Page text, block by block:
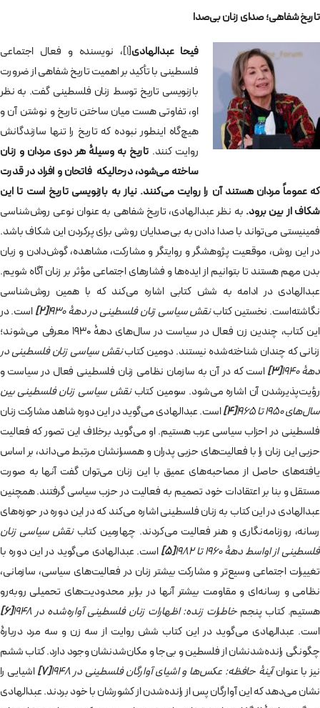
تاریخ شفاهی؛ صدای زنان بی‌صدا
فیحا عبدالهادی[1] ، نویسنده و فعال اجتماعی
فلسطینی با تأکید بر اهمیت تاریخ شفاهی از ضرورت
بازنویسی تاریخ توسط زنان فلسطینی گفت. به نظر
او، تفاوتی هست میان ساختن تاریخ و نوشتن آن و
هیچ‌گاه اینطور نبوده که تاریخ را تنها سازندگانش
روایت کنند. تاریخ به وسیلۀ هر دوی مردان و زنان
ساخته می‌شود، درحالیکه فاتحان و افراد در قدرت
که عموماً مردان هستند آن را روایت می‌کنند. نیاز به بازنویسی تاریخ است تا این
شکاف از بین برود. به نظر عبدالهادی، تاریخ شفاهی به عنوان نوعی روش‌شناسی
فمینیستی می‌تواند با صدا دادن به بی‌صدایان روشی برای پرکردن این شکاف باشد.
در این روش، موقعیت پژوهشگر و روایتگر و مشارکت، مشاهده، گوش‌دادن و زبان
بدن مهم هستند تا بتوانیم از ایده‌ها و فشارهای اجتماعی مؤثر بر زنان آگاه شویم.
عبدالهادی در ادامه به شش کتابی اشاره می‌کند که با همین روش‌شناسی
نگاشته‌است. نخستین کتابنقش سیاسی زنان فلسطینی در دهۀ 1930 [2]
است. در
این کتاب، چندین زن فعال در سیاست در سال‌های دهۀ 1930 معرفی می‌شوند؛
زنانی که چندان شناخته‌شده نیستند. دومین کتابنقش سیاسی زنان فلسطینی در
دهۀ 1940
[3]
است که در آن به سازمان نظامی زنان فلسطینی فعال در سیاست و
رؤیت‌پذیرشدن آن اشاره می‌شود. سومین کتابنقش سیاسی زنان فلسطینی بین
سال‌های 1950 تا 1965
[4]
است. عبدالهادی می‌گوید در این دوره شاهد مشارکت زنان
فلسطینی در احزاب سیاسی عرب هستیم. او می‌گوید برخلاف این تصور که فعالیت
حزبی این زنان را با فعالیت‌های حزبی پدران و همسرانشان مرتبط می‌داند، بر اساس
یافته‌های حاصل از مصاحبه‌های عمیق با این زنان می‌توان گفت آنها به صورت
مستقل و بنا بر اعتقادات خود تصمیم به فعالیت در حزب سیاسی گرفتند. همچنین
عبدالهادی در این کتاب به زنان فلسطینی اشاره می‌کند که در این دوره در حوزه‌های
رسانه، روزنامه‌نگاری و هنر فعالیت می‌کردند. چهارمین کتابنقش سیاسی زنان
فلسطینی از اواسط دهۀ 1960 تا 1982
[5]
است. عبدالهادی می‌گوید در این دوره با
تغییرات اجتماعی وسیع‌تر و مشارکت بیشتر زنان در فعالیت‌های سیاسی، سازمانی،
نظامی و رسانه‌ای و مقاومت بیشتر آنها در برابر محدودیت‌های تحمیلی روبه‌رو
هستیم. کتاب پنجم خاطرات زنده: اظهارات زنان فلسطینی آواره‌شده در 1948
[6]
است. عبدالهادی می‌گوید در این کتاب شش روایت از سه زن و سه مرد دربارۀ
چگونگی رانده‌شدنشان از فلسطین و بی‌جا و مکان‌شدنشان وجود دارد. کتاب ششم
نیز با عنوانآینۀ حافظه: عکس‌ها و اشیای آوارگان فلسطینی در 1948 [7]
اشیایی را
نشان می‌دهد که این آوارگان پس از رانده‌شدن از کشورشان با خود بردند. عبدالهادی